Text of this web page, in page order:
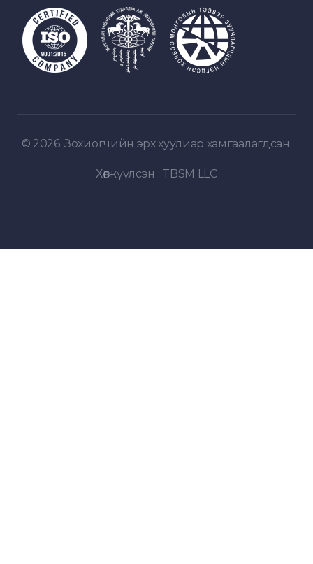
© 2026. Зохиогчийн эрх хуулиар хамгаалагдсан.
Хөгжүүлсэн : TBSM LLC